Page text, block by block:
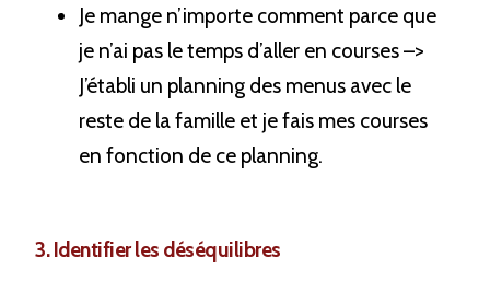
Je mange n’importe comment parce que
je n’ai pas le temps d’aller en courses –>
J’établi un planning des menus avec le
reste de la famille et je fais mes courses
en fonction de ce planning.
3. Identifier les déséquilibres